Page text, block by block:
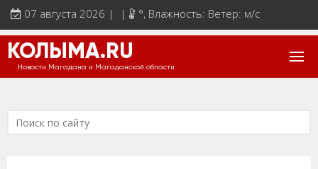
07 августа 2026 | | °, Влажность: Ветер: м/с
КОЛЫМА.RU
Новости Магадана и Магаданской области